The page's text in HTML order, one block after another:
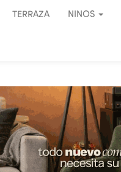
TERRAZA NINOS